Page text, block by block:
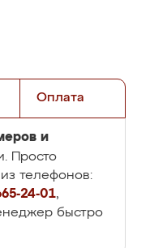
Оплата
и
Просто
телефонов:
24-01,
быстро